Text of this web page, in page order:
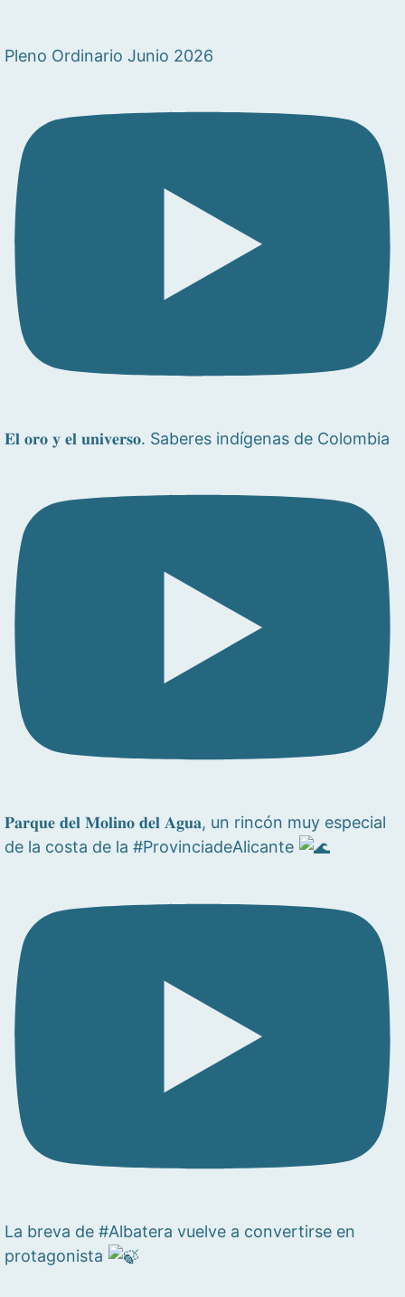
Pleno Ordinario Junio 2026
𝐄𝐥 𝐨𝐫𝐨 𝐲 𝐞𝐥 𝐮𝐧𝐢𝐯𝐞𝐫𝐬𝐨. Saberes indígenas de Colombia
𝐏𝐚𝐫𝐪𝐮𝐞 𝐝𝐞𝐥 𝐌𝐨𝐥𝐢𝐧𝐨 𝐝𝐞𝐥 𝐀𝐠𝐮𝐚, un rincón muy especial
de la costa de la #ProvinciadeAlicante
La breva de #Albatera vuelve a convertirse en
protagonista